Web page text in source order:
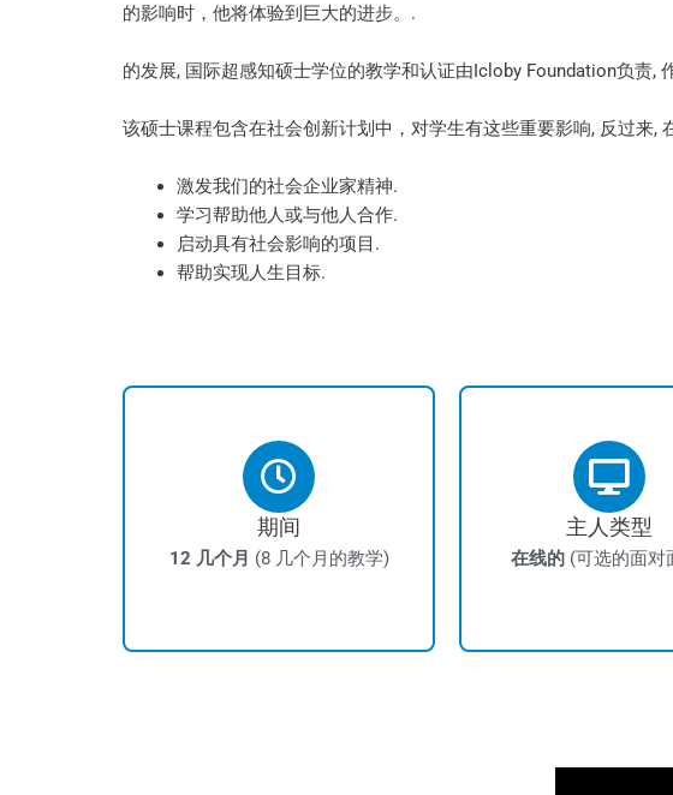
的影响时，他将体验到巨大的进步。.
的发展, 国际超感知硕士学位的教学和认证由Icloby Foundation负责,
该硕士课程包含在社会创新计划中，对学生有这些重要影响, 反过来,
激发我们的社会企业家精神.
学习帮助他人或与他人合作.
启动具有社会影响的项目.
帮助实现人生目标.
期间
12 几个月 (8 几个月的教学)
主人类型
在线的 (可选的面对